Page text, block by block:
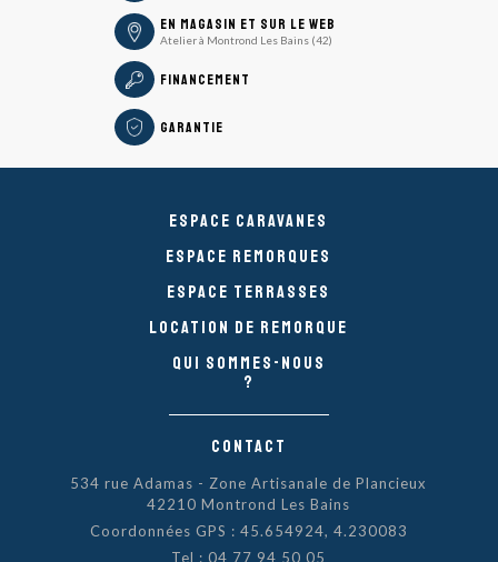
En magasin et sur le Web
Atelier à Montrond Les Bains (42)
Financement
Garantie
Espace caravanes
Espace remorques
Espace Terrasses
Location de remorque
Qui sommes-nous
?
Contact
534 rue Adamas - Zone Artisanale de Plancieux
42210 Montrond Les Bains
Coordonnées GPS : 45.654924, 4.230083
Tel :04 77 94 50 05